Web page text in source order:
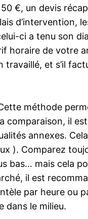
€, un devis
d’intervention,
ci a tenu son
horaire de votre
et s’il
méthode
comparaison, il
annexes.
). Comparez
bas… mais cela
il est
par heure ou
dans le milieu.